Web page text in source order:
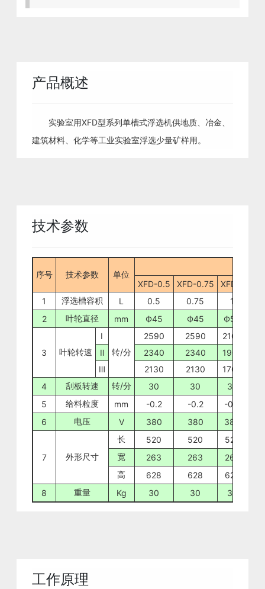
产品概述
实验室用XFD型系列单槽式浮选机供地质、冶金、
建筑材料、化学等工业实验室浮选少量矿样用。
技术参数
序号 技术参数 单位
XFD-0.5
XFD-0.75 XFD-1
1
浮选槽容积 L 0.5 0.75 1
2
叶轮直径 mm Ф45 Ф45 Ф55
3 叶轮转速
Ⅰ
转/分
2590 2590 2100
Ⅱ
2340 2340 1900
Ⅲ
2130 2130 1700
4
刮板转速 转/分 30 30 30
5
给料粒度 mm -0.2 -0.2 -0.2
6
电压 V 380 380 380
7 外形尺寸
长 520 520 520
宽
263 263 263
高
628 628 628
8
重量 Kg 30 30 35
工作原理